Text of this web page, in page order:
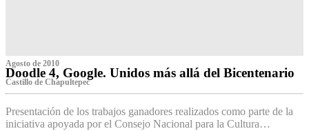
Agosto de 2010
Doodle 4, Google. Unidos más allá del Bicentenario
Castillo de Chapultepec
Presentación de los trabajos ganadores realizados como parte de la
iniciativa apoyada por el Consejo Nacional para la Cultura…